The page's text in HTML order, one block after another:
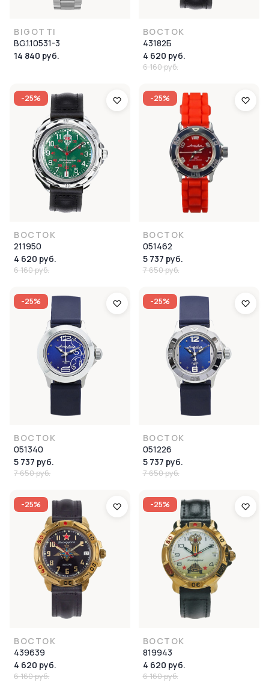
BIGOTTI
BG.1.10531-3
14 840 руб.
ВОСТОК
43182Б
4 620 руб.
6 160 руб.
-25%
ВОСТОК
211950
4 620 руб.
6 160 руб.
-25%
ВОСТОК
051462
5 737 руб.
7 650 руб.
-25%
ВОСТОК
051340
5 737 руб.
7 650 руб.
-25%
ВОСТОК
051226
5 737 руб.
7 650 руб.
-25%
ВОСТОК
439639
4 620 руб.
6 160 руб.
-25%
ВОСТОК
819943
4 620 руб.
6 160 руб.